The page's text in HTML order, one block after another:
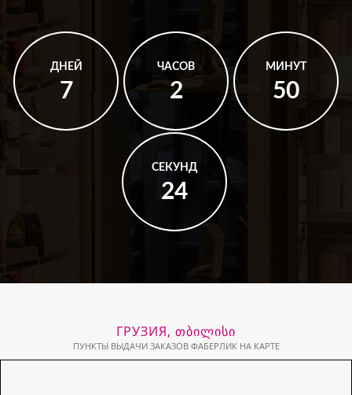
ДНЕЙ
7
ЧАСОВ
2
МИНУТ
50
СЕКУНД
23
ГРУЗИЯ, ᲗᲑᲘᲚᲘᲡᲘ
ПУНКТЫ ВЫДАЧИ ЗАКАЗОВ ФАБЕРЛИК НА КАРТЕ